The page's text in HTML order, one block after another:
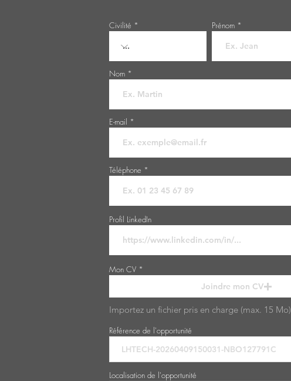
Civilité Prénom
Nom
E-mail
Téléphone
Profil LinkedIn
Mon CV
Joindre mon CV
Importez un fichier pris en charge (max. 15 Mo)
Référence de l'opportunité
Localisation de l'opportunité